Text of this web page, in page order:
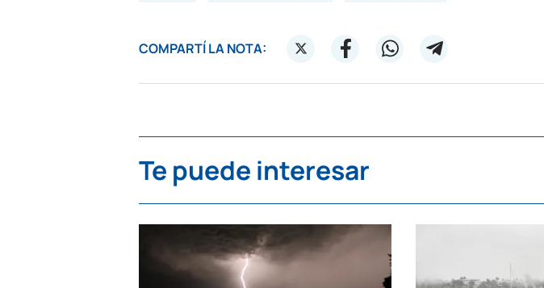
COMPARTÍ LA NOTA:
Te puede interesar